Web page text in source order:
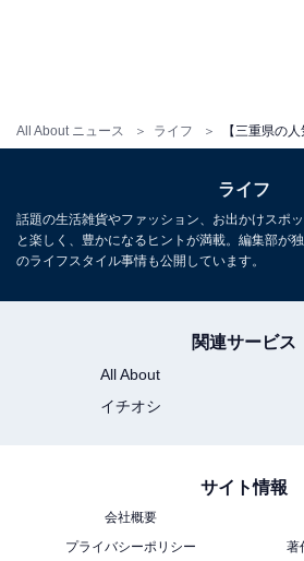
All About ニュース ライフ
を利用できます。）
ライフ
話題の生活雑貨やファッション、お出かけスポ
と楽しく、豊かになるヒントが満載。編集部が
のライフスタイル事情も公開しています。
関連サービス
All About
イチオシ
サイト情報
会社概要
プライバシーポリシー
著